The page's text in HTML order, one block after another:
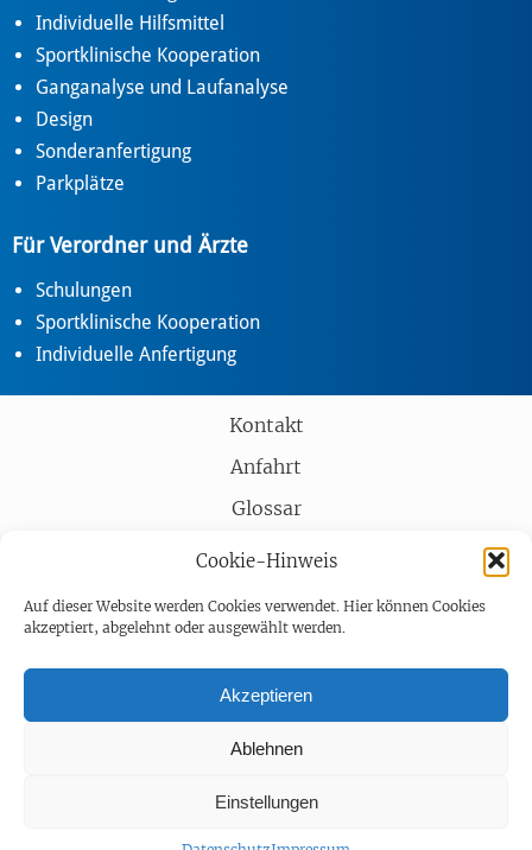
Cookie-Hinweis
Auf dieser Website werden Cookies verwendet. Hier können Cookies
akzeptiert, abgelehnt oder ausgewählt werden.
Akzeptieren
Ablehnen
Einstellungen
Individuelle Hilfsmittel
Sportklinische Kooperation
Ganganalyse und Laufanalyse
Design
Sonderanfertigung
Parkplätze
Für Verordner und Ärzte
Schulungen
Sportklinische Kooperation
Individuelle Anfertigung
Kontakt
Anfahrt
Glossar
Partner
Impressum
Datenschutz
Barrierefreiheit